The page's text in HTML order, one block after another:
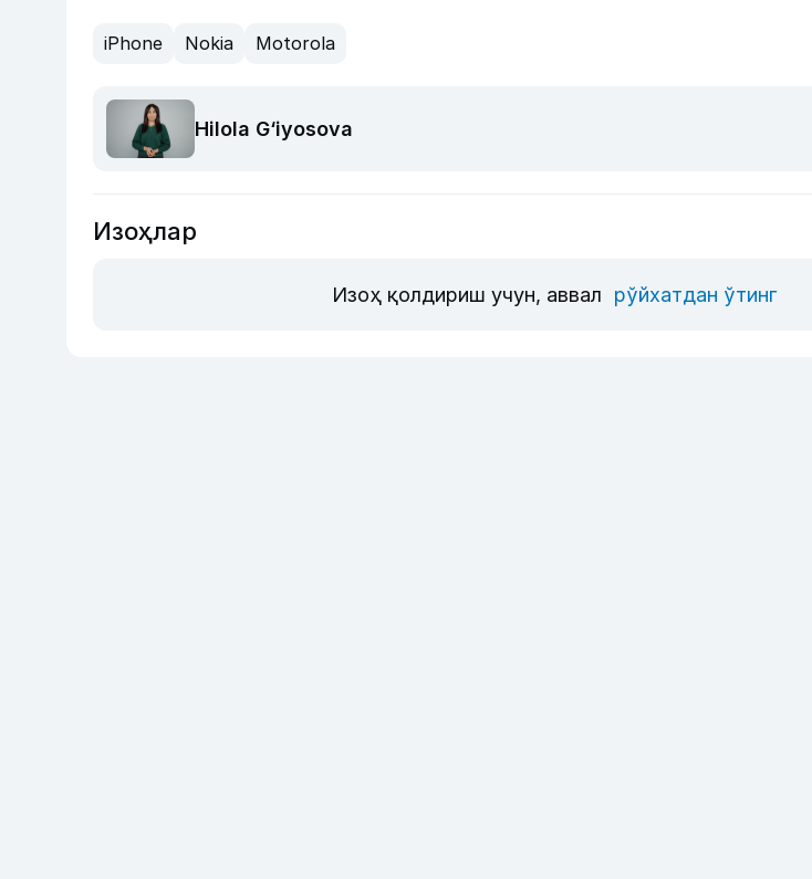
iPhone Nokia Motorola
Hilola G‘iyosova
Изоҳлар
Изоҳ қолдириш учун, аввал рўйхатдан ўтинг